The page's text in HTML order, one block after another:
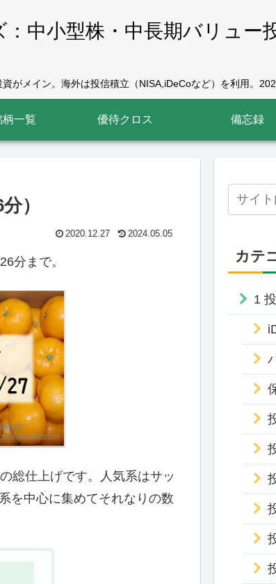
中小型株・中長期バリュー
がメイン。海外は投信積立（NISA,iDeCoなど）を利用。
一覧 優待クロス 備忘録
）
2020.12.27 2024.05.05
分まで。
総仕上げです。人気系はサッ
を中心に集めてそれなりの数
カテ
1